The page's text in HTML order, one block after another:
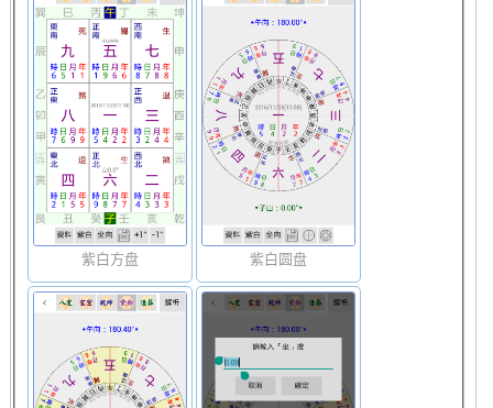
紫白方盘 紫白圆盘